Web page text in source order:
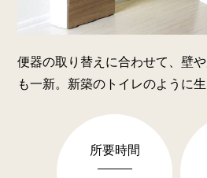
便器の取り替えに合わせて、壁
も一新。新築のトイレのように生
所要時間